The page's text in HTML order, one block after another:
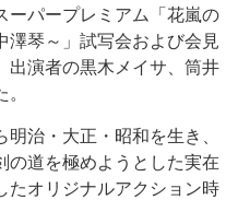
パープレミアム「花嵐の
澤琴～」試写会および会見
出演者の黒木メイサ、筒井
治・大正・昭和を生き、
の道を極めようとした実在
たオリジナルアクション時